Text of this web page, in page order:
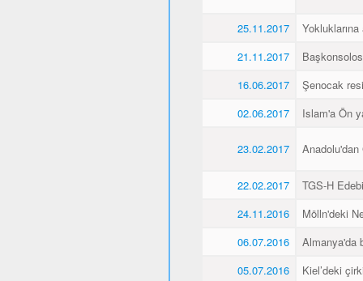
25.11.2017
Yokluklarına
21.11.2017
16.06.2017
Şenocak
02.06.2017
Islam'a Ön
23.02.2017
22.02.2017
TGS-H
24.11.2016
Mölln'deki
06.07.2016
Almanya'da
05.07.2016
Kiel’deki